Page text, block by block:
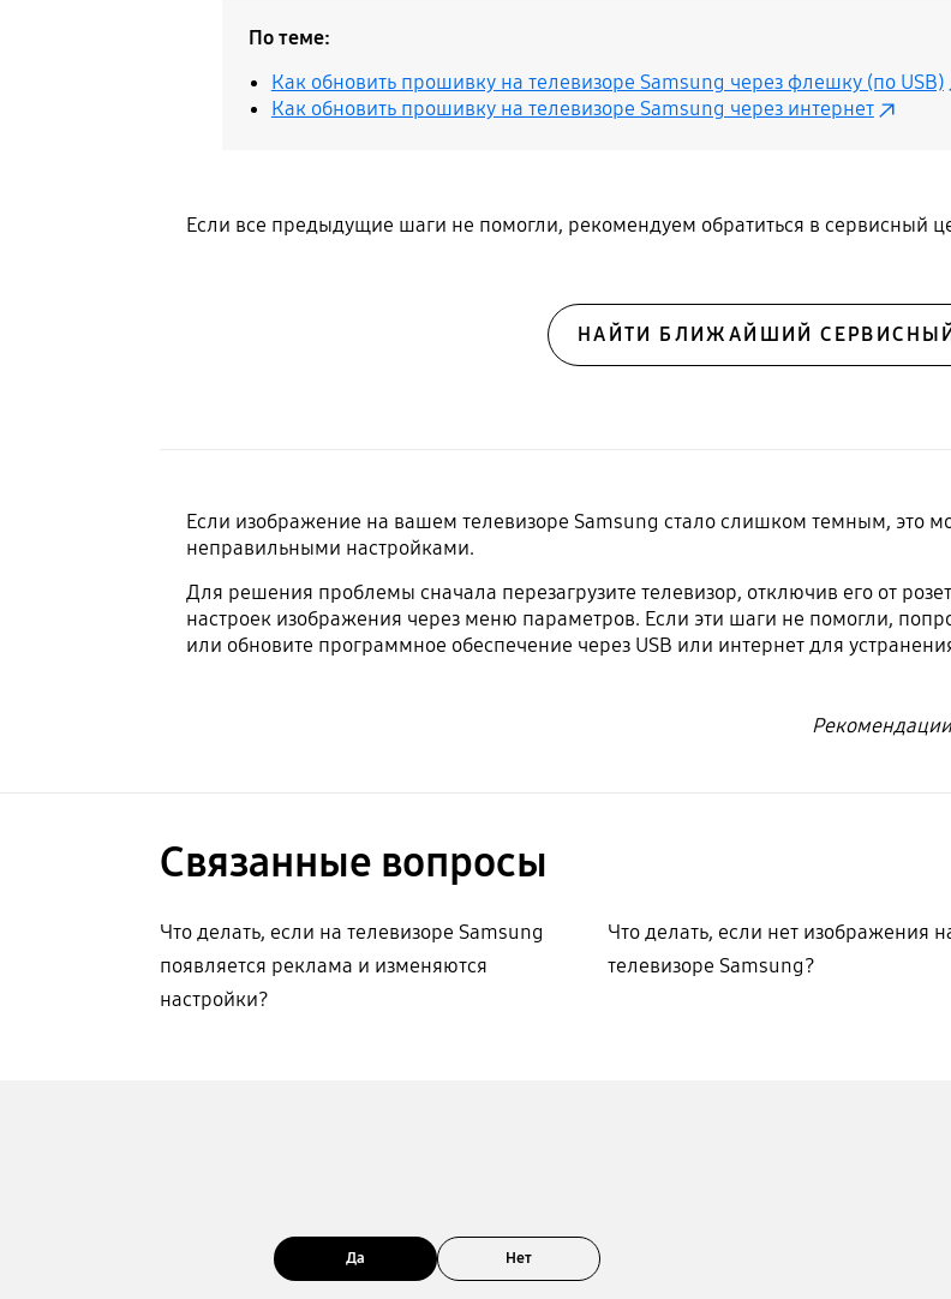
По теме:
Как обновить прошивку на телевизоре Samsung через флешку (по USB)
Как обновить прошивку на телевизоре Samsung через интернет
Если все предыдущие шаги не помогли, рекомендуем обратиться в сервисный
НАЙТИ БЛИЖАЙШИЙ
Если изображение на вашем телевизоре Samsung стало слишком темным, это
неправильными настройками.
Для решения проблемы сначала перезагрузите телевизор, отключив его от
настроек изображения через меню параметров. Если эти шаги не помогли,
или обновите программное обеспечение через USB или интернет для
Связанные вопросы
Что делать, если на телевизоре Samsung
появляется реклама и изменяются
настройки?
Что делать, если нет изображения
телевизоре Samsung?
Да Нет